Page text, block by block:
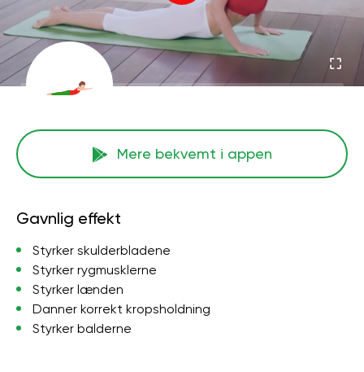
Mere bekvemt i appen
Gavnlig effekt
Styrker skulderbladene
Styrker rygmusklerne
Styrker lænden
Danner korrekt kropsholdning
Styrker balderne